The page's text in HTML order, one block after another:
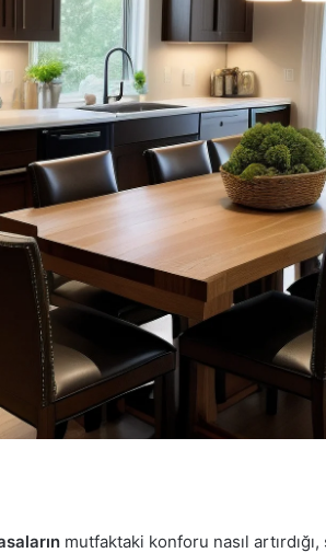
mutfaktaki konforu nasıl artırdığı,